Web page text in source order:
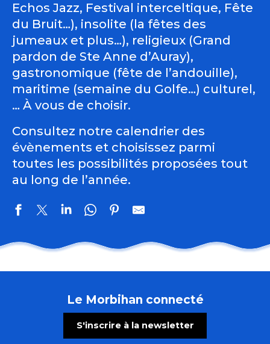
Echos Jazz, Festival interceltique, Fête
du Bruit…), insolite (la fêtes des
jumeaux et plus…), religieux (Grand
pardon de Ste Anne d’Auray),
gastronomique (fête de l’andouille),
maritime (semaine du Golfe…) culturel,
… À vous de choisir.
Consultez notre calendrier des
évènements et choisissez parmi
toutes les possibilités proposées tout
au long de l’année.
Spectacles Sérenchantement
Ateliers : Voyage autour du lin
2e rallye du Centre-Bretagne
Le Morbihan connecté
S'inscrire à la newsletter